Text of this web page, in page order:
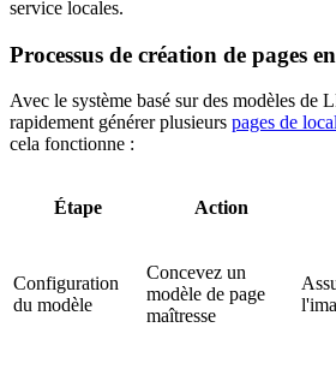
service locales.
Processus de création de pages
Avec le système basé sur des modèles de
rapidement générer plusieurs pages de
cela fonctionne :
Étape Action
Configuration
du modèle
Concevez un
modèle de page
maîtresse